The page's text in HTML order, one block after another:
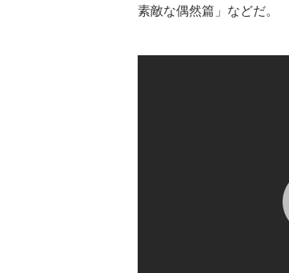
素敵な偶然篇」などだ。